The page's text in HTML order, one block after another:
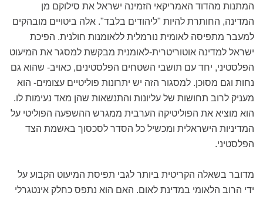
המתנות מהדוד האמריקאי הזמינה ישראל את סילוקם מן
המדינה, החותרת להיות "ליהודים בלבד". אלה ביטויים מובהקים
למעבר מתפיסה לאומית נורמלית ללאומנות חולנית. הפיכת
ישראל למדינה אוטוריטרית-לאומנית מבקשת למסגר את המיעוט
הפלסטיני, יחד עם תושבי השטחים הפלסטינים, כאויב- שהוא גם
נחות וגם מסוכן. למסגור הזה יש יתרונות פוליטיים עצומים- הוא
מעניק לרוב תחושות של עליונות והתנשאות שהן מאד נעימות לו.
הוא מוציא את הפוליטיקה הערבית ממגרש ההשפעה הפוליטי על
המדיניות הישראלית ומכשיל כל הסדר לסכסוך באשמת הצד
הפלסטיני.
מדובר בשאלה הקריטית ביותר לגבי תפיסת המיעוט הקבוע על
ידי הרוב הלאומי במדינת לאום. האם הוא נתפס כחלק אינטגרלי